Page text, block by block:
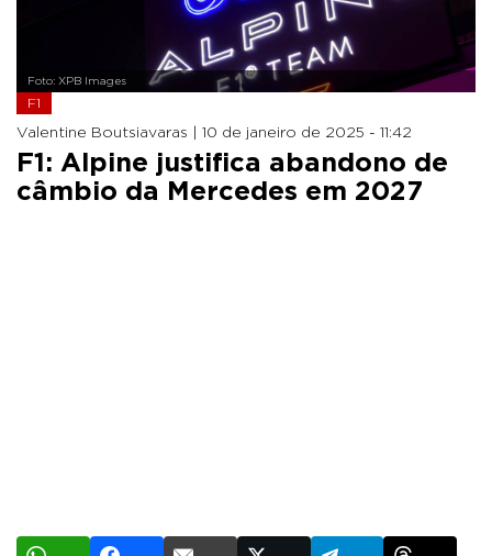
Foto: XPB Images
F1
Valentine Boutsiavaras | 10 de janeiro de 2025 - 11:42
F1: Alpine justifica abandono de
câmbio da Mercedes em 2027